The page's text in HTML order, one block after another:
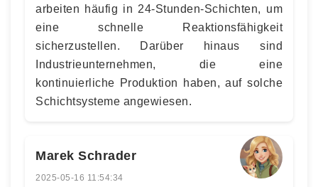
arbeiten häufig in 24-Stunden-Schichten, um
eine schnelle Reaktionsfähigkeit
sicherzustellen. Darüber hinaus sind
Industrieunternehmen, die eine
kontinuierliche Produktion haben, auf solche
Schichtsysteme angewiesen.
Marek Schrader
2025-05-16 11:54:34